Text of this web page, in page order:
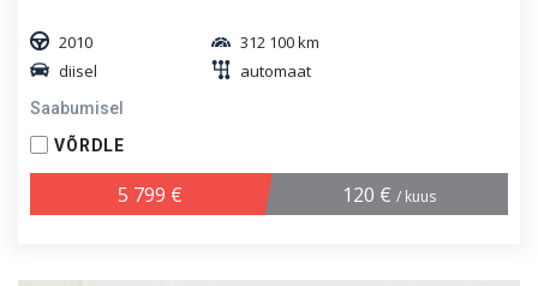
2010
312 100 km
diisel
automaat
Saabumisel
VÕRDLE
5 799 € 120 € / kuus